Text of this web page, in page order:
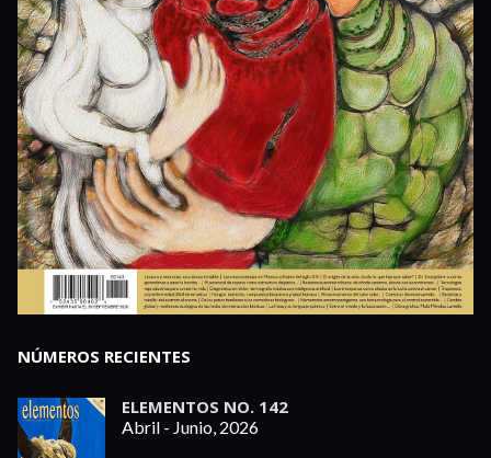
NÚMEROS RECIENTES
ELEMENTOS NO. 142
Abril - Junio, 2026